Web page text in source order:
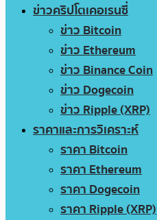
ข่าวคริปโตเคอเรนซี่
ข่าว Bitcoin
ข่าว Ethereum
ข่าว Binance Coin
ข่าว Dogecoin
ข่าว Ripple (XRP)
ราคาและการวิเคราะห์
ราคา Bitcoin
ราคา Ethereum
ราคา Dogecoin
ราคา Ripple (XRP)